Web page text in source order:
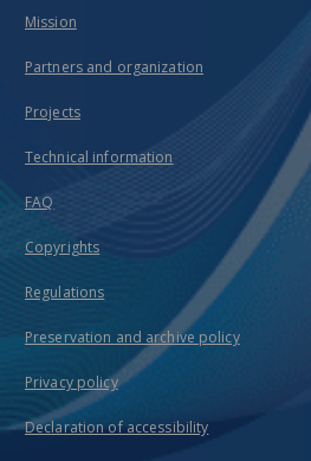
Mission
Partners and organization
Projects
Technical information
FAQ
Copyrights
Regulations
Preservation and archive policy
Privacy policy
Declaration of accessibility